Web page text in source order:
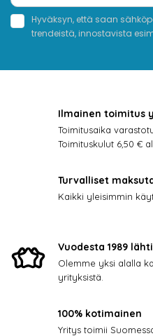
Hyväksyn, että saan
trendeistä, innostavista
Ilmainen toimitus
Toimitusaika
Toimituskulut 6,50 €
Turvalliset
Kaikki yleisimmin
Vuodesta 1989
Olemme yksi alalla
yrityksistä.
100% kotimainen
Yritys toimii